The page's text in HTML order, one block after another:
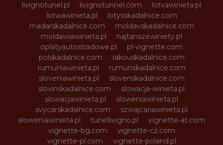
livignotunel.pl
livignotunnel.com
lotvawinieta.pl
lotwawinieta.pl
lotysskadalnice.com
madarskadalnice.com
moldavskadalnice.com
moldawiawinieta.pl
najtanszewiniety.pl
oplatyautostradowe.pl
pl-vignette.com
polskadalnice.com
rakouskadalnice.com
rumuniawinieta.pl
rumunskadalnice.com
sloveniawinieta.pl
slovenskadalnice.com
slovinskadalnice.com
slowacja-winieta.pl
slowacjawinieta.pl
sloweniawinieta.pl
svycarskadalnice.com
szwajcariawinieta.pl
słoweniawinieta.pl
tunellivigno.pl
vignette-at.com
vignette-bg.com
vignette-cz.com
vignette-pl.com
vignette-poland.pl